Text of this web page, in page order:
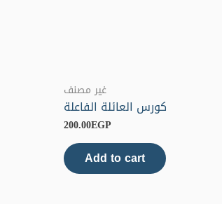
غير مصنف
كورس العائلة الفاعلة
200.00EGP
Add to cart